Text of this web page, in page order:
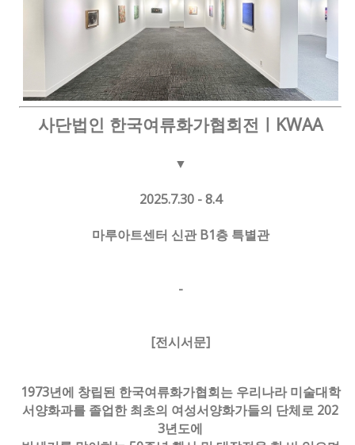
사단법인 한국여류화가협회전ㅣKWAA
▼
2025.7.30 - 8.4
마루아트센터 신관 B1층 특별관
-
[전시서문]
1973년에 창립된 한국여류화가협회는 우리나라 미술대학
서양화과를 졸업한 최초의 여성서양화가들의 단체로 202
3년도에